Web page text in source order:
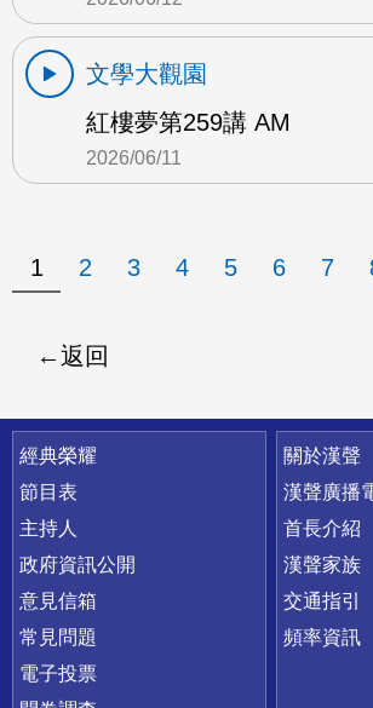
文學大觀園
紅樓夢第259講 AM
2026/06/11
1 2 3 4 5 6 7
返回
快速連結
經典榮耀
節目表
主持人
政府資訊公開
意見信箱
常見問題
電子投票
關於漢聲
漢聲廣播
首長介紹
漢聲家族
交通指引
頻率資訊